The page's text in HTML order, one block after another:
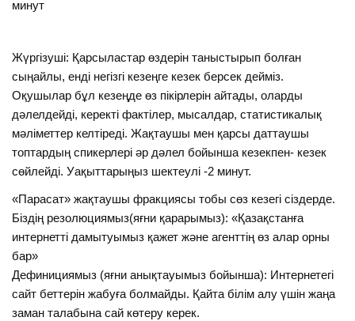
минут
Жүргізуші: Қарсыластар өздерін таныстырып болған
сыңайлы, енді негізгі кезеңге кезек берсек дейміз.
Оқушылар бұл кезеңде өз пікірлерін айтады, оларды
дәлелдейді, керекті фактілер, мысалдар, статистикалық
мәліметтер келтіреді. Жақтаушы мен қарсы даттаушы
топтардың спикерлері әр дәлел бойынша кезекпен- кезек
сөйлейді. Уақыттарыңыз шектеулі -2 минут.
«Парасат» жақтаушы фракциясы тобы сөз кезегі сіздерде.
Біздің резолюциямыз(яғни қарарымыз): «Қазақстанға
интернетті дамытуымыз қажет және агенттің өз алар орны
бар»
Дефинициямыз (яғни анықтауымыз бойынша): Интернетегі
сайт беттерін жабуға болмайды. Қайта білім алу үшін жаңа
заман талабына сай көтеру керек.